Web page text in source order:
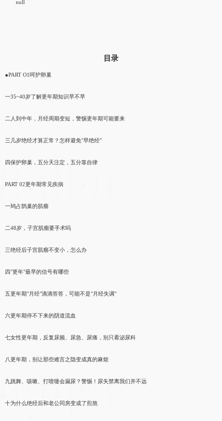
null
目录
●PART O1呵护卵巢
一35~40岁了解更年期知识早不早
二人到中年，月经周期变短，警惕更年期可能要来
三几岁绝经才算正常？怎样避免"早绝经"
四保护卵巢，五分天注定，五分靠自律
PART 02更年期常见疾病
一鸠占鹊巢的肌瘤
二48岁，子宫肌瘤要手术吗
三绝经后子宫肌瘤不变小，怎么办
四"更年"最早的信号有哪些
五更年期"月经"滴滴答答，可能不是"月经失调"
六更年期停不下来的阴道流血
七女性更年期，反复尿频、尿急、尿痛，别只看泌尿科
八更年期，别让那些难言之隐变成真的麻烦
九跳舞、咳嗽、打喷嚏会漏尿？警惕！尿失禁离我们并不远
十为什么绝经后和老公同房变成了煎熬